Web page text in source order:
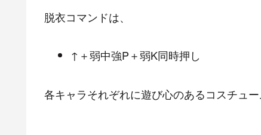
脱衣コマンドは、
↑＋弱中強P＋弱K同時押し
各キャラそれぞれに遊び心のあるコスチュー